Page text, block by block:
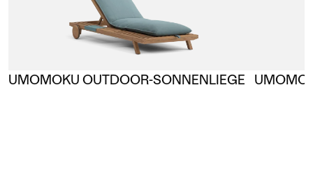
UMOMOKU OUTDOOR-SONNENLIEGE